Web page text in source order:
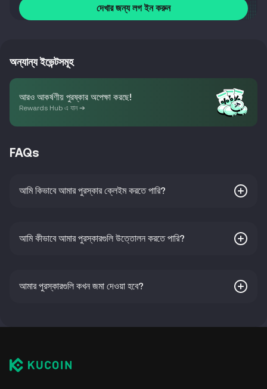
দেখার জন্য লগ ইন করুন
অন্যান্য ইভেন্টসমূহ
আরও আকর্ষণীয় পুরষ্কার অপেক্ষা করছে!
Rewards Hub এ যান ➔
FAQs
আমি কিভাবে আমার পুরস্কার ক্লেইম করতে পারি?
আমি কীভাবে আমার পুরস্কারগুলি উত্তোলন করতে পারি?
আমার পুরস্কারগুলি কখন জমা দেওয়া হবে?